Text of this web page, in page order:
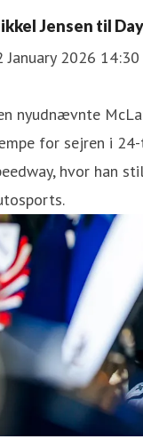
Jensen til
January 2026 14:30
nyudnævnte
for sejren i
hvor han